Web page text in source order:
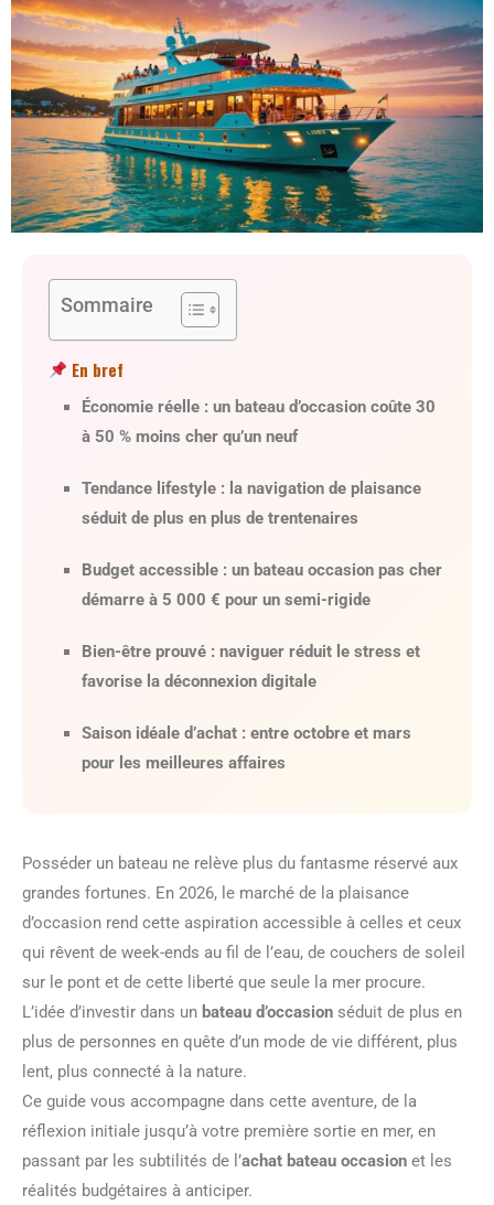
Sommaire
En bref
Économie réelle : un bateau d’occasion coûte 30
à 50 % moins cher qu’un neuf
Tendance lifestyle : la navigation de plaisance
séduit de plus en plus de trentenaires
Budget accessible : un bateau occasion pas cher
démarre à 5 000 € pour un semi-rigide
Bien-être prouvé : naviguer réduit le stress et
favorise la déconnexion digitale
Saison idéale d’achat : entre octobre et mars
pour les meilleures affaires
Posséder un bateau ne relève plus du fantasme réservé aux
grandes fortunes. En 2026, le marché de la plaisance
d’occasion rend cette aspiration accessible à celles et ceux
qui rêvent de week-ends au fil de l’eau, de couchers de soleil
sur le pont et de cette liberté que seule la mer procure.
L’idée d’investir dans un bateau d’occasion séduit de plus en
plus de personnes en quête d’un mode de vie différent, plus
lent, plus connecté à la nature.
Ce guide vous accompagne dans cette aventure, de la
réflexion initiale jusqu’à votre première sortie en mer, en
passant par les subtilités de l’achat bateau occasion et les
réalités budgétaires à anticiper.